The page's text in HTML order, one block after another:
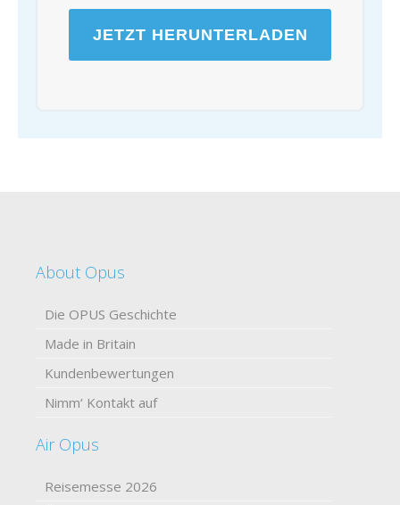
About Opus
Die OPUS Geschichte
Made in Britain
Kundenbewertungen
Nimm‘ Kontakt auf
Air Opus
Reisemesse 2026